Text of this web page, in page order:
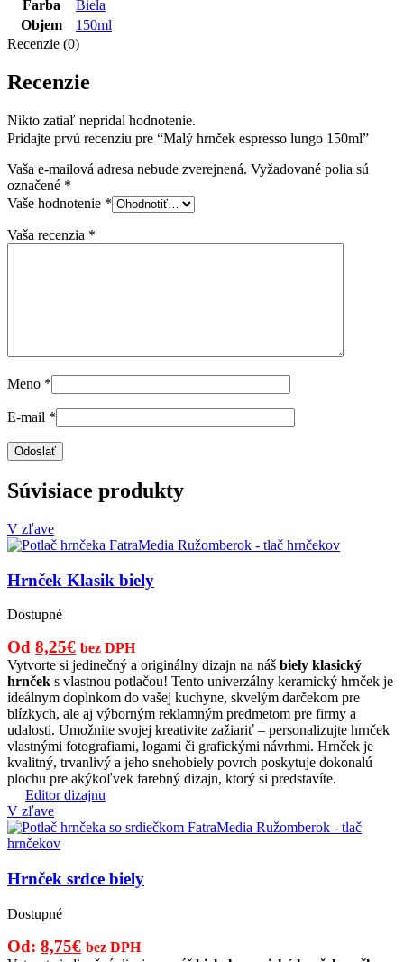
Farba
Biela
Objem
150ml
Recenzie (0)
Recenzie
Nikto zatiaľ nepridal hodnotenie.
Pridajte prvú recenziu pre “Malý hrnček espresso lungo 150ml”
Vaša e-mailová adresa nebude zverejnená. Vyžadované polia sú
označené *
Vaše hodnotenie *
Vaša recenzia *
Meno *
E-mail *
Súvisiace produkty
V zľave
Hrnček Klasik biely
Dostupné
Od Pôvodná
cena
bola:
11,00€.
8,25€Aktuálna
cena
je:
8,25€.
bez DPH
Vytvorte si jedinečný a originálny dizajn na náš biely klasický
hrnček s vlastnou potlačou! Tento univerzálny keramický hrnček je
ideálnym doplnkom do vašej kuchyne, skvelým darčekom pre
blízkych, ale aj výborným reklamným predmetom pre firmy a
udalosti. Umožnite svojej kreativite zažiariť – personalizujte hrnček
vlastnými fotografiami, logami či grafickými návrhmi. Hrnček je
kvalitný, trvanlivý a jeho snehobiely povrch poskytuje dokonalú
plochu pre akýkoľvek farebný dizajn, ktorý si predstavíte.
Editor dizajnu
V zľave
Hrnček srdce biely
Dostupné
Od: Pôvodná
8,75€Aktuálna
bez DPH